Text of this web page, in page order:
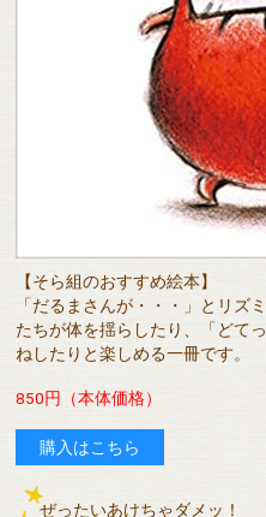
【そら組のおすすめ絵本】
「だるまさんが・・・」とリズ
たちが体を揺らしたり、「どて
ねしたりと楽しめる一冊です。
850円（本体価格）
購入はこちら
ぜったいあけちゃダメッ！